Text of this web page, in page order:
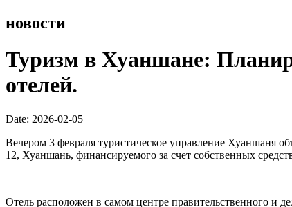
новости
Туризм в Хуаншане:
отелей.
Date: 2026-02-05
Вечером 3 февраля туристическое управление Хуаншаня
12, Хуаншань, финансируемого за счет собственных
Отель расположен в самом центре правительственного и